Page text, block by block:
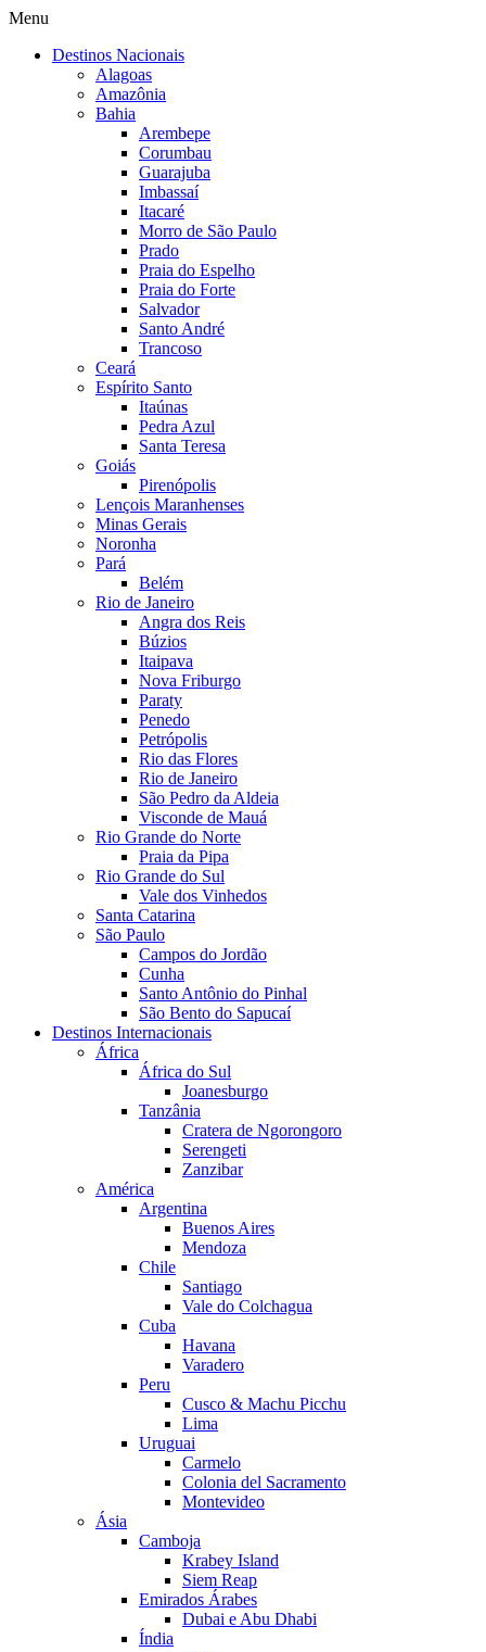
Menu
Destinos Nacionais
Alagoas
Amazônia
Bahia
Arembepe
Corumbau
Guarajuba
Imbassaí
Itacaré
Morro de São Paulo
Prado
Praia do Espelho
Praia do Forte
Salvador
Santo André
Trancoso
Ceará
Espírito Santo
Itaúnas
Pedra Azul
Santa Teresa
Goiás
Pirenópolis
Lençois Maranhenses
Minas Gerais
Noronha
Pará
Belém
Rio de Janeiro
Angra dos Reis
Búzios
Itaipava
Nova Friburgo
Paraty
Penedo
Petrópolis
Rio das Flores
Rio de Janeiro
São Pedro da Aldeia
Visconde de Mauá
Rio Grande do Norte
Praia da Pipa
Rio Grande do Sul
Vale dos Vinhedos
Santa Catarina
São Paulo
Campos do Jordão
Cunha
Santo Antônio do Pinhal
São Bento do Sapucaí
Destinos Internacionais
África
África do Sul
Joanesburgo
Tanzânia
Cratera de Ngorongoro
Serengeti
Zanzibar
América
Argentina
Buenos Aires
Mendoza
Chile
Santiago
Vale do Colchagua
Cuba
Havana
Varadero
Peru
Cusco & Machu Picchu
Lima
Uruguai
Carmelo
Colonia del Sacramento
Montevideo
Ásia
Camboja
Krabey Island
Siem Reap
Emirados Árabes
Dubai e Abu Dhabi
Índia